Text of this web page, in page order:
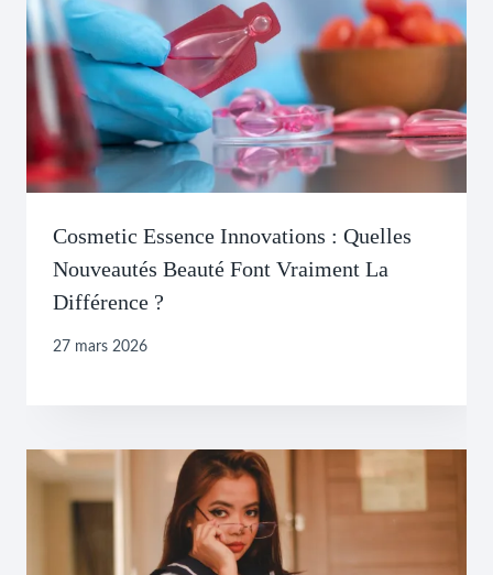
Cosmetic Essence Innovations : Quelles
Nouveautés Beauté Font Vraiment La
Différence ?
27 mars 2026